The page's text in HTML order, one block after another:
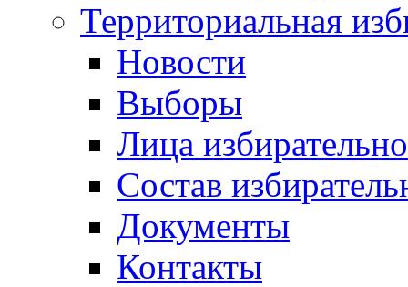
Территориальная
Новости
Выборы
Лица
Состав
Документы
Контакты